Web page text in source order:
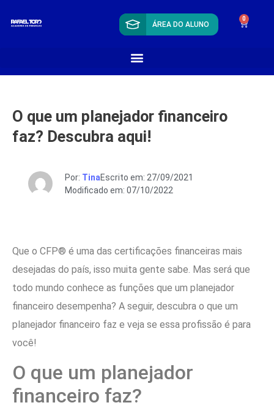
ÁREA DO ALUNO
0
O que um planejador financeiro
faz? Descubra aqui!
Por: TinaEscrito em: 27/09/2021
Modificado em: 07/10/2022
Que o CFP® é uma das certificações financeiras mais
desejadas do país, isso muita gente sabe. Mas será que
todo mundo conhece as funções que um planejador
financeiro desempenha? A seguir, descubra o que um
planejador financeiro faz e veja se essa profissão é para
você!
O que um planejador
financeiro faz?